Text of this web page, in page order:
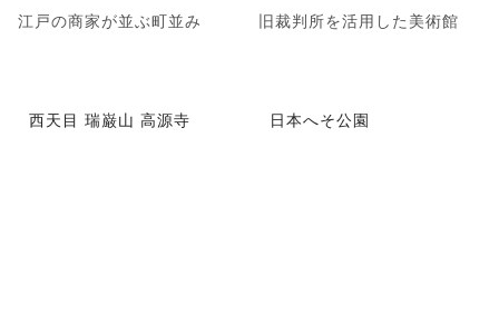
江戸の商家が並ぶ町並み 旧裁判所を活用した美術館
西天目 瑞巌山 高源寺 日本へそ公園